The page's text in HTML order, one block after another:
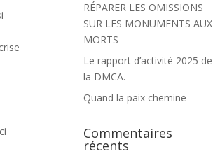
RÉPARER LES OMISSIONS
SUR LES MONUMENTS AUX
MORTS
Le rapport d’activité 2025 de
la DMCA.
Quand la paix chemine
Commentaires
récents